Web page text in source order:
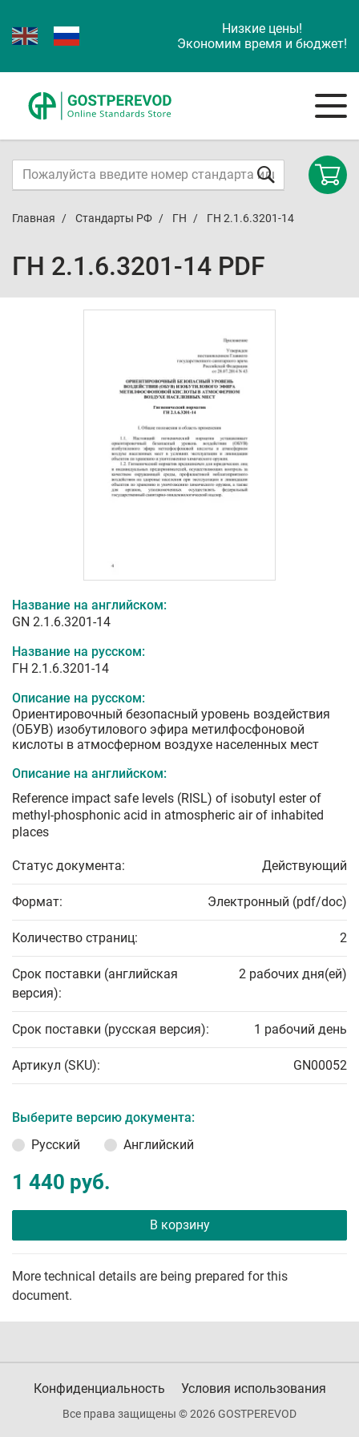
Низкие цены!
Экономим время и бюджет!
Главная Стандарты РФ ГН ГН 2.1.6.3201-14
ГН 2.1.6.3201-14 PDF
Название на английском:
GN 2.1.6.3201-14
Название на русском:
ГН 2.1.6.3201-14
Описание на русском:
Ориентировочный безопасный уровень воздействия
(ОБУВ) изобутилового эфира метилфосфоновой
кислоты в атмосферном воздухе населенных мест
Описание на английском:
Reference impact safe levels (RISL) of isobutyl ester of
methyl-phosphonic acid in atmospheric air of inhabited
places
Статус документа: Действующий
Формат: Электронный (pdf/doc)
Количество страниц: 2
Срок поставки (английская
версия):
2 рабочих дня(ей)
Срок поставки (русская версия): 1 рабочий день
Артикул (SKU): GN00052
Выберите версию документа:
Русский
Английский
1 440 руб.
В корзину
More technical details are being prepared for this
document.
Конфиденциальность Условия использования
Все права защищены © 2026 GOSTPEREVOD